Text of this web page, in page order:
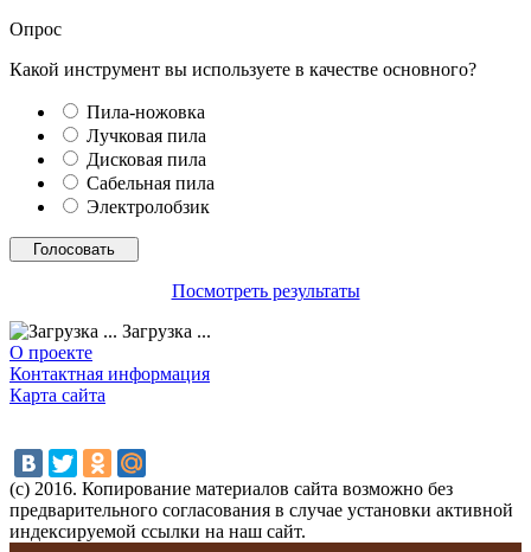
Опрос
Какой инструмент вы используете в качестве основного?
Пила-ножовка
Лучковая пила
Дисковая пила
Сабельная пила
Электролобзик
Посмотреть результаты
Загрузка ...
О проекте
Контактная информация
Карта сайта
(с) 2016. Копирование материалов сайта возможно без
предварительного согласования в случае установки активной
индексируемой ссылки на наш сайт.